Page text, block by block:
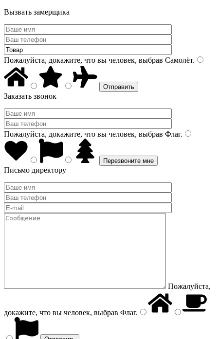
Вызвать замерщика
Пожалуйста, докажите, что вы человек, выбрав Самолёт.
Заказать звонок
Пожалуйста, докажите, что вы человек, выбрав Флаг.
Письмо директору
Пожалуйста,
докажите, что вы человек, выбрав Флаг.